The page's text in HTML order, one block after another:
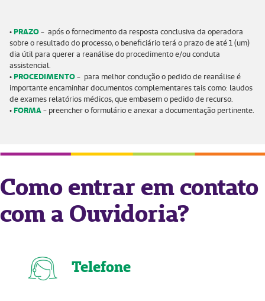
• PRAZO- após o fornecimento da resposta conclusiva da operadora
sobre o resultado do processo, o beneficiário terá o prazo de até 1 (um)
dia útil para querer a reanálise do procedimento e/ou conduta
assistencial.
• PROCEDIMENTO- para melhor condução o pedido de reanálise é
importante encaminhar documentos complementares tais como: laudos
de exames relatórios médicos, que embasem o pedido de recurso.
• FORMA- preencher o formulário e anexar a documentação pertinente.
Como entrar em contato
com a Ouvidoria?
Telefone